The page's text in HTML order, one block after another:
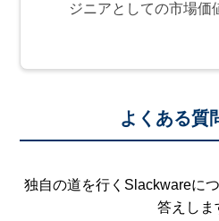
ジニアとしての市場価
よくある質
独自の道を行くSlackwareに
答えしま